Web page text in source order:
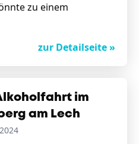
zu einem
zur Detailseite »
im
am Lech